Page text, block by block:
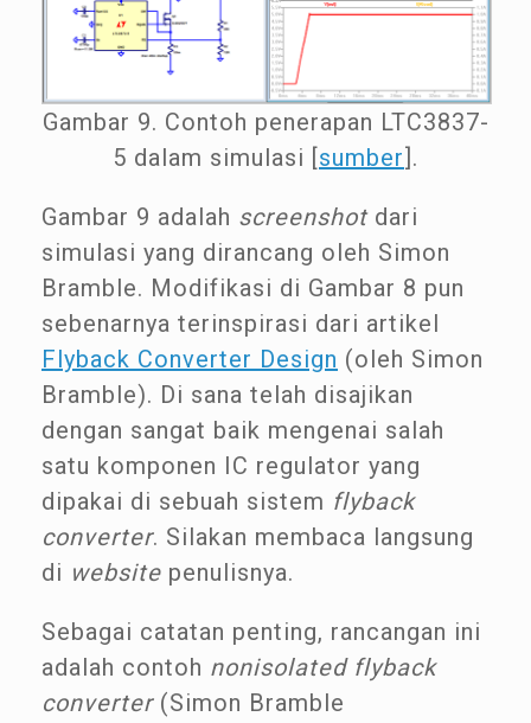
Gambar 9. Contoh penerapan LTC3837-
5 dalam simulasi [sumber].
Gambar 9 adalah screenshotdari
simulasi yang dirancang oleh Simon
Bramble. Modifikasi di Gambar 8 pun
sebenarnya terinspirasi dari artikel
Flyback Converter Design (oleh Simon
Bramble). Di sana telah disajikan
dengan sangat baik mengenai salah
satu komponen IC regulator yang
dipakai di sebuah sistem flyback
converter. Silakan membaca langsung
di website penulisnya.
Sebagai catatan penting, rancangan ini
adalah contoh nonisolated flyback
converter (Simon Bramble